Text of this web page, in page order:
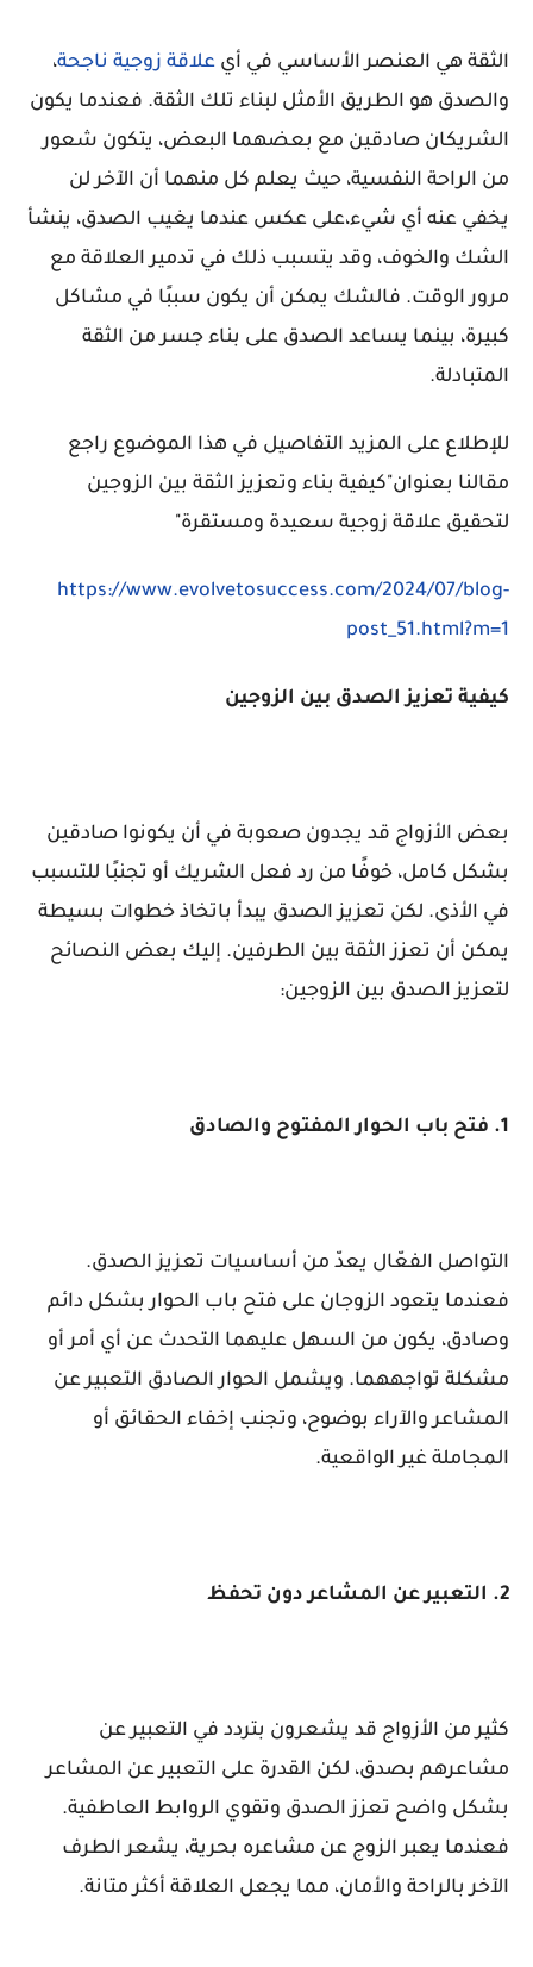
الثقة هي العنصر الأساسي في أي علاقة زوجية ناجحة،
والصدق هو الطريق الأمثل لبناء تلك الثقة. فعندما يكون
الشريكان صادقين مع بعضهما البعض، يتكون شعور
من الراحة النفسية، حيث يعلم كل منهما أن الآخر لن
يخفي عنه أي شيء،على عكس عندما يغيب الصدق، ينشأ
الشك والخوف، وقد يتسبب ذلك في تدمير العلاقة مع
مرور الوقت. فالشك يمكن أن يكون سببًا في مشاكل
كبيرة، بينما يساعد الصدق على بناء جسر من الثقة
المتبادلة.
للإطلاع على المزيد التفاصيل في هذا الموضوع راجع
مقالنا بعنوان"كيفية بناء وتعزيز الثقة بين الزوجين
لتحقيق علاقة زوجية سعيدة ومستقرة"
https://www.evolvetosuccess.com/2024/07/blog-
post_51.html?m=1
كيفية تعزيز الصدق بين الزوجين
بعض الأزواج قد يجدون صعوبة في أن يكونوا صادقين
بشكل كامل، خوفًا من رد فعل الشريك أو تجنبًا للتسبب
في الأذى. لكن تعزيز الصدق يبدأ باتخاذ خطوات بسيطة
يمكن أن تعزز الثقة بين الطرفين. إليك بعض النصائح
لتعزيز الصدق بين الزوجين:
1. فتح باب الحوار المفتوح والصادق
التواصل الفعّال يعدّ من أساسيات تعزيز الصدق.
فعندما يتعود الزوجان على فتح باب الحوار بشكل دائم
وصادق، يكون من السهل عليهما التحدث عن أي أمر أو
مشكلة تواجههما. ويشمل الحوار الصادق التعبير عن
المشاعر والآراء بوضوح، وتجنب إخفاء الحقائق أو
المجاملة غير الواقعية.
2. التعبير عن المشاعر دون تحفظ
كثير من الأزواج قد يشعرون بتردد في التعبير عن
مشاعرهم بصدق، لكن القدرة على التعبير عن المشاعر
بشكل واضح تعزز الصدق وتقوي الروابط العاطفية.
فعندما يعبر الزوج عن مشاعره بحرية، يشعر الطرف
الآخر بالراحة والأمان، مما يجعل العلاقة أكثر متانة.